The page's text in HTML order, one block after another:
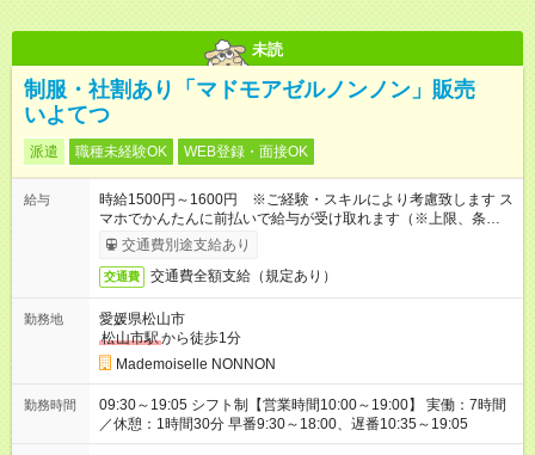
未読
制服・社割あり「マドモアゼルノンノン」販売
いよてつ
派遣 職種未経験OK WEB登録・面接OK
給与
時給1500円～1600円 ※ご経験・スキルにより考慮致します ス
マホでかんたんに前払いで給与が受け取れます（※上限、条件
あり）交通費別途支給あり
交通費 交通費全額支給（規定あり）
勤務地
愛媛県松山市
松山市駅から徒歩1分
Mademoiselle NONNON
勤務時間
09:30～19:05 シフト制【営業時間10:00～19:00】 実働：7時間
／休憩：1時間30分 早番9:30～18:00、遅番10:35～19:05